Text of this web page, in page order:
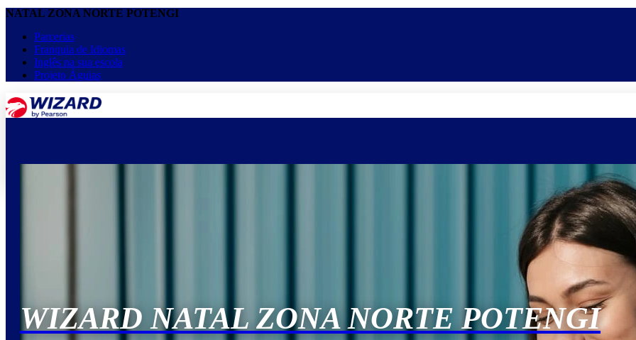
NATAL ZONA NORTE POTENGI
Parcerias
Franquia de Idiomas
Inglês na sua escola
Projeto Águias
Equipe
WIZARD NATAL ZONA NORTE POTENGI